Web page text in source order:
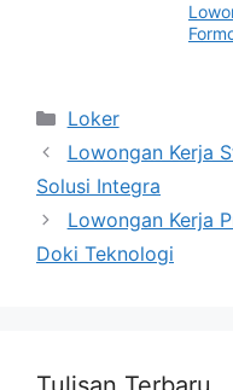
Categories
Loker
Lowongan Kerja
Solusi Integra
Lowongan Kerja
Doki Teknologi